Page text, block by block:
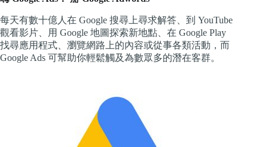
每天有數十億人在 Google 搜尋上尋求解答、到 YouTube
觀看影片、用 Google 地圖探索新地點、在 Google Play
找尋應用程式、瀏覽網路上的內容或從事各類活動，而
Google Ads 可幫助你輕鬆觸及為數眾多的潛在客群。